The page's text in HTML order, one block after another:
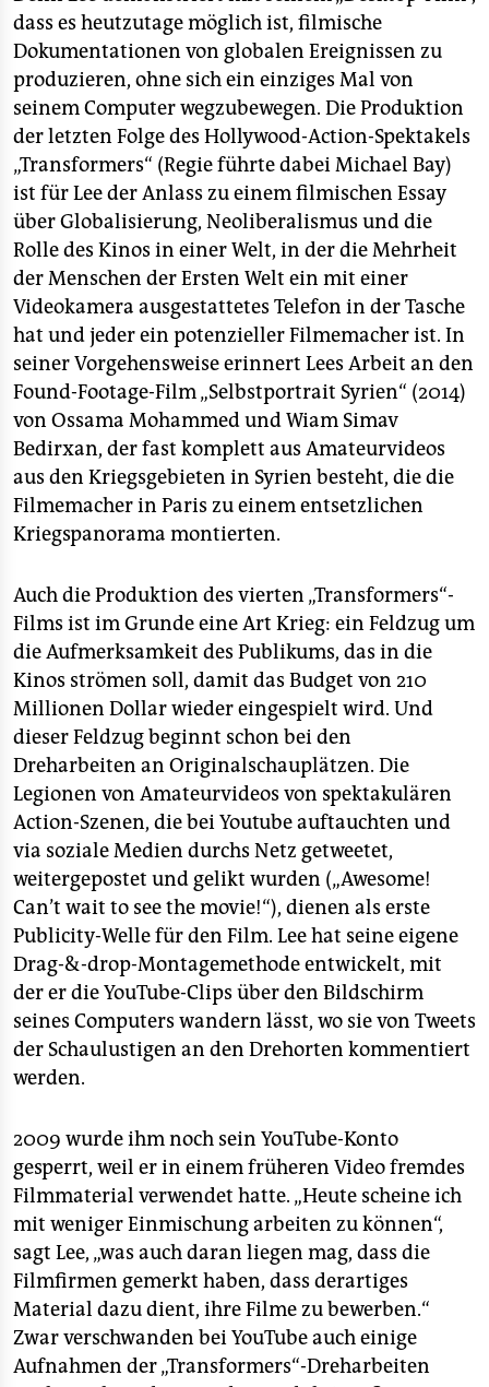
dass es heutzutage möglich ist, filmische
Dokumentationen von globalen Ereignissen zu
produzieren, ohne sich ein einziges Mal von
seinem Computer wegzubewegen. Die Produktion
der letzten Folge des Hollywood-Action-Spektakels
„Transformers“ (Regie führte dabei Michael Bay)
ist für Lee der Anlass zu einem filmischen Essay
über Globalisierung, Neoliberalismus und die
Rolle des Kinos in einer Welt, in der die Mehrheit
der Menschen der Ersten Welt ein mit einer
Videokamera ausgestattetes Telefon in der Tasche
hat und jeder ein potenzieller Filmemacher ist. In
seiner Vorgehensweise erinnert Lees Arbeit an den
Found-Footage-Film „Selbstportrait Syrien“ (2014)
von Ossama Mohammed und Wiam Simav
Bedirxan, der fast komplett aus Amateurvideos
aus den Kriegsgebieten in Syrien besteht, die die
Filmemacher in Paris zu einem entsetzlichen
Kriegspanorama montierten.
Auch die Produktion des vierten „Transformers“-
Films ist im Grunde eine Art Krieg: ein Feldzug um
die Aufmerksamkeit des Publikums, das in die
Kinos strömen soll, damit das Budget von 210
Millionen Dollar wieder eingespielt wird. Und
dieser Feldzug beginnt schon bei den
Dreharbeiten an Originalschauplätzen. Die
Legionen von Amateurvideos von spektakulären
Action-Szenen, die bei Youtube auftauchten und
via soziale Medien durchs Netz getweetet,
weitergepostet und gelikt wurden („Awesome!
Can’t wait to see the movie!“), dienen als erste
Publicity-Welle für den Film. Lee hat seine eigene
Drag-&-drop-Montagemethode entwickelt, mit
der er die YouTube-Clips über den Bildschirm
seines Computers wandern lässt, wo sie von Tweets
der Schaulustigen an den Drehorten kommentiert
werden.
2009 wurde ihm noch sein YouTube-Konto
gesperrt, weil er in einem früheren Video fremdes
Filmmaterial verwendet hatte. „Heute scheine ich
mit weniger Einmischung arbeiten zu können“,
sagt Lee, „was auch daran liegen mag, dass die
Filmfirmen gemerkt haben, dass derartiges
Material dazu dient, ihre Filme zu bewerben.“
Zwar verschwanden bei YouTube auch einige
Aufnahmen der „Transformers“-Dreharbeiten